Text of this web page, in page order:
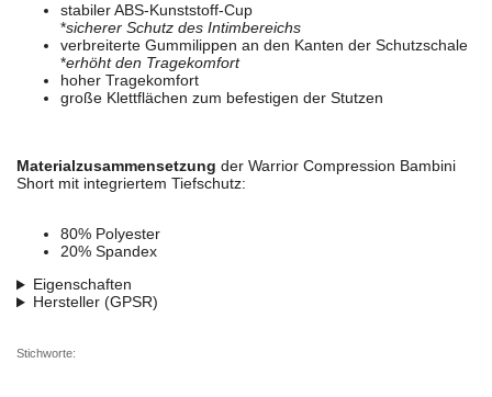
stabiler ABS-Kunststoff-Cup
*sicherer Schutz des Intimbereichs
verbreiterte Gummilippen an den Kanten der Schutzschale
*erhöht den Tragekomfort
hoher Tragekomfort
große Klettflächen zum befestigen der Stutzen
Materialzusammensetzung der Warrior Compression Bambini
Short mit integriertem Tiefschutz:
80% Polyester
20% Spandex
Eigenschaften
Hersteller (GPSR)
Stichworte: